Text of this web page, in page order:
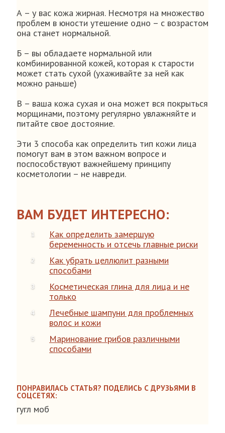
А – у вас кожа жирная. Несмотря на множество
проблем в юности утешение одно – с возрастом
она станет нормальной.
Б – вы обладаете нормальной или
комбинированной кожей, которая к старости
может стать сухой (ухаживайте за ней как
можно раньше)
В – ваша кожа сухая и она может вся покрыться
морщинами, поэтому регулярно увлажняйте и
питайте свое достояние.
Эти 3 способа как определить тип кожи лица
помогут вам в этом важном вопросе и
поспособствуют важнейшему принципу
косметологии – не навреди.
ВАМ БУДЕТ ИНТЕРЕСНО:
Как определить замершую
беременность и отсечь главные риски
Как убрать целлюлит разными
способами
Косметическая глина для лица и не
только
Лечебные шампуни для проблемных
волос и кожи
Маринование грибов различными
способами
ПОНРАВИЛАСЬ СТАТЬЯ? ПОДЕЛИСЬ С ДРУЗЬЯМИ В
СОЦСЕТЯХ:
гугл моб